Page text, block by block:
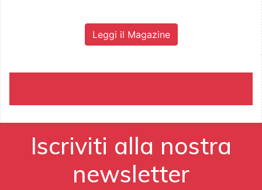
Leggi il Magazine
Iscriviti alla nostra
newsletter